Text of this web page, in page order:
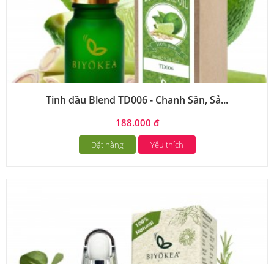
Tinh dầu Blend TD006 - Chanh Sần, Sả...
188.000 đ
Đặt hàng Yêu thích